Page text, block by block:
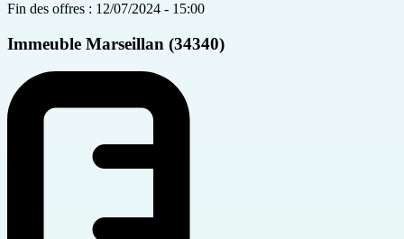
Fin des offres : 12/07/2024 - 15:00
Immeuble Marseillan (34340)